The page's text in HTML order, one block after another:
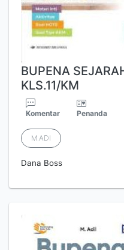
BUPENA
KLS.11/KM
Komentar Penanda
M.ADI
Dana Boss